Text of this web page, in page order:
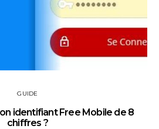
GUIDE
identifiant Free Mobile de 8
chiffres ?